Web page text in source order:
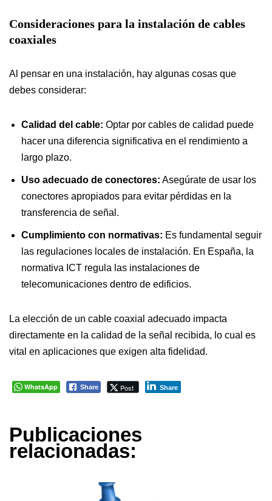
Consideraciones para la instalación de cables
coaxiales
Al pensar en una instalación, hay algunas cosas que
debes considerar:
Calidad del cable: Optar por cables de calidad puede
hacer una diferencia significativa en el rendimiento a
largo plazo.
Uso adecuado de conectores: Asegúrate de usar los
conectores apropiados para evitar pérdidas en la
transferencia de señal.
Cumplimiento con normativas: Es fundamental seguir
las regulaciones locales de instalación. En España, la
normativa ICT regula las instalaciones de
telecomunicaciones dentro de edificios.
La elección de un cable coaxial adecuado impacta
directamente en la calidad de la señal recibida, lo cual es
vital en aplicaciones que exigen alta fidelidad.
WhatsApp Share Post Share
Publicaciones
relacionadas: